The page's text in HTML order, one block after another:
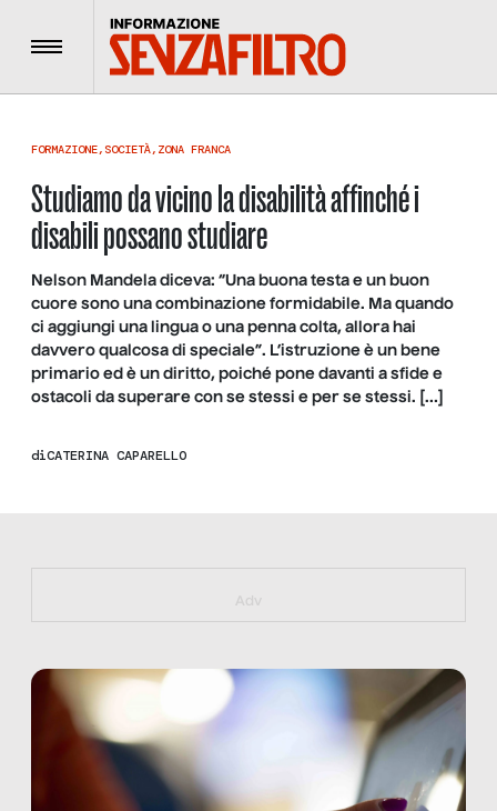
Menu
FORMAZIONE, SOCIETÀ, ZONA FRANCA
Studiamo da vicino la disabilità affinché i
disabili possano studiare
Nelson Mandela diceva: “Una buona testa e un buon
cuore sono una combinazione formidabile. Ma quando
ci aggiungi una lingua o una penna colta, allora hai
davvero qualcosa di speciale”. L’istruzione è un bene
primario ed è un diritto, poiché pone davanti a sfide e
ostacoli da superare con se stessi e per se stessi. […]
diCATERINA CAPARELLO
https://bit.ly/muster_aggiornamento
Adv